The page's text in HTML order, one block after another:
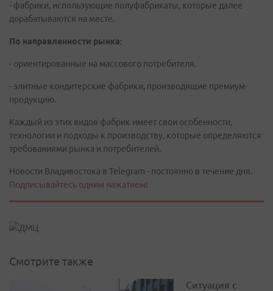
- фабрики, использующие полуфабрикаты, которые далее
дорабатываются на месте.
По направленности рынка:
- ориентированные на массового потребителя.
- элитные кондитерские фабрики, производящие премиум-
продукцию.
Каждый из этих видов фабрик имеет свои особенности,
технологии и подходы к производству, которые определяются
требованиями рынка и потребителей.
Новости Владивостока в Telegram - постоянно в течение дня.
Подписывайтесь одним нажатием!
Смотрите также
Ситуация с